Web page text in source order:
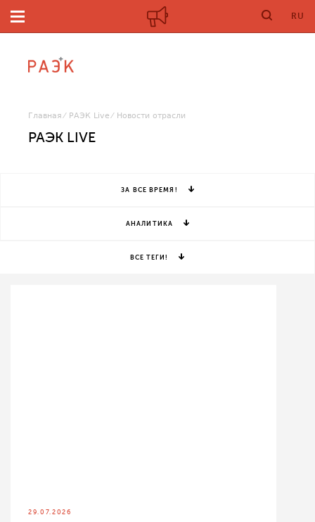
RU
Главная РАЭК Live Новости отрасли
РАЭК LIVE
ЗА ВСЕ ВРЕМЯ!
АНАЛИТИКА
ВСЕ ТЕГИ!
29.07.2026